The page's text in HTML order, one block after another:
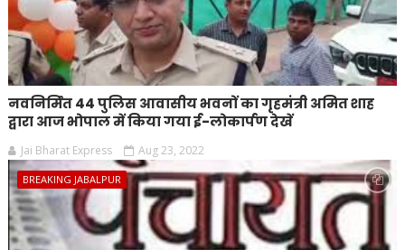
नवनिर्मित 44 पुलिस आवासीय भवनों का गृहमंत्री अमित शाह
द्वारा आज भोपाल में किया गया ई-लोकार्पण देखें
Jai Bharat Express Aug 23, 2022
BREAKING JABALPUR